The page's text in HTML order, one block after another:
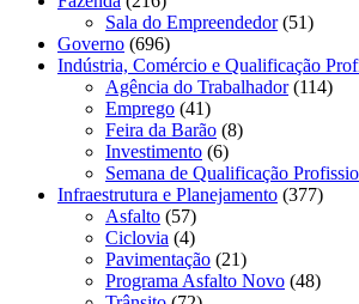
Sala do Empreendedor(51)
Governo (696)
Indústria, Comércio e Qualificação
Agência do Trabalhador(114)
Emprego (41)
Feira da Barão (8)
Investimento (6)
Semana de Qualificação
Infraestrutura e Planejamento (377)
Asfalto (57)
Ciclovia (4)
Pavimentação (21)
Programa Asfalto Novo (48)